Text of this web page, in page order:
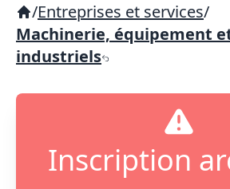
/Entreprises et services/
Machinerie, équipement
industriels
Inscription